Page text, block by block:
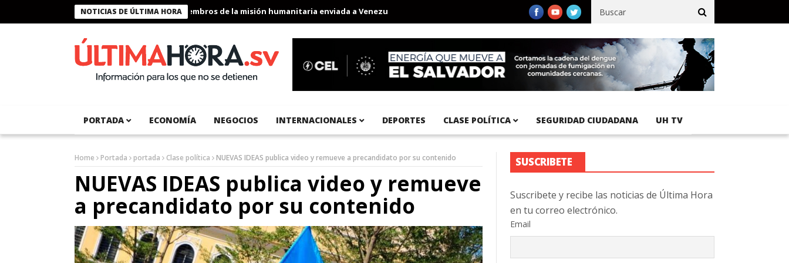
NOTICIAS DE ÚLTIMA HORA
Presidente Bukele condecora a miembros de la misión humanitaria enviada a Venezuela Aeropuerto Internacional del Pacífico registra 92 % de avance en obras de terracería
PORTADA ECONOMÍA NEGOCIOS INTERNACIONALES DEPORTES CLASE POLÍTICA SEGURIDAD CIUDADANA UH TV
Home Portada portada Clase política NUEVAS IDEAS publica video y remueve a precandidato por su contenido
NUEVAS IDEAS publica video y remueve
a precandidato por su contenido
SUSCRIBETE
Suscribete y recibe las noticias de Última Hora
en tu correo electrónico.
Email